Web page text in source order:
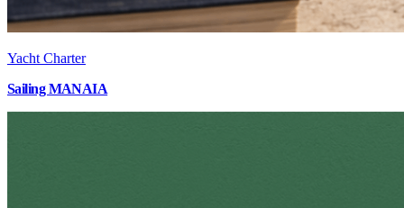
Yacht Charter
Sailing MANAIA